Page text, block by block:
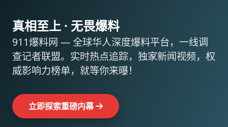
真相至上 · 无畏爆料
911爆料网 — 全球华人深度爆料平台，一线调
查记者联盟。实时热点追踪，独家新闻视频，权
威影响力榜单，就等你来曝！
立即探索重磅内幕